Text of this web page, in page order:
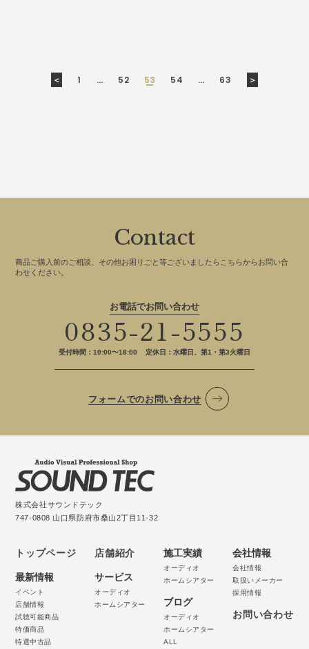
＜ 1 … 52 53 54 … 63 ＞
Contact
商品ご購入前のご相談、その他お困りごと等ございましたらこちらからお問い合
わせください。
お電話でお問い合わせ
0835-21-5555
受付時間：10:00〜18:00 定休日：水曜日、第1・第3火曜日
フォームでのお問い合わせ
株式会社サウンドテック
747-0808 山口県防府市桑山2丁目11-32
トップページ
最新情報
イベント
店舗情報
試聴可能商品
特価商品
特選中古品
店舗紹介
サービス
オーディオ
ホームシアター
施工実績
オーディオ
ホームシアター
ブログ
オーディオ
ホームシアター
ALL
会社情報
会社情報
取扱いメーカー
採用情報
お問い合わせ